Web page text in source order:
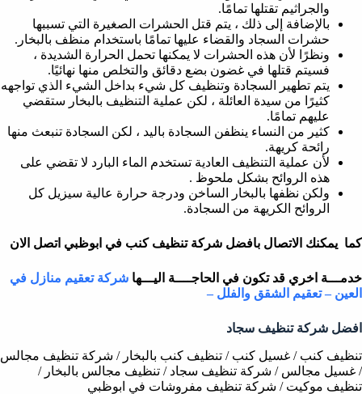
والجراثيم تقتلها تمامًا.
بالإضافة إلى ذلك ، يتم قتل الحشرات الصغيرة التي تسببها
حشرات السجاد والقضاء عليها تمامًا باستخدام منظف بالبخار.
ونظرًا لأن هذه الحشرات لا يمكنها تحمل الحرارة الشديدة ،
فسيتم قتلها في غضون بضع دقائق والتخلص منها نهائيًا.
يتم تطهير السجادة وتنظيف كل شيء بداخل الشيء الذي تواجهه
كثيرًا من سيدة العائلة ، لكن عملية التنظيف بالبخار ستقضي
عليهم تمامًا.
كثير من النساء ينظفن السجادة باليد ، لكن السجادة تنبعث منها
رائحة كريهة.
لأن عملية التنظيف العادية تستخدم الماء البارد لا تقضي على
هذه الروائح بشكل ملحوظ .
ولكن نظفها بالبخار الساخن ودرجة حرارة عالية سيزيل كل
الروائح الكريهة من السجادة.
كما يمكنك الاتصال بافضل شركة تنظيف كنب في ابوظبي اتصل الان
خدمـــة اخري قد تكون في الحاجــــة اليـــها شركة تعقيم منازل في
العين – تعقيم الشقق والفلل –
افضل شركة تنظيف سجاد
تنظيف كنب / غسيل كنب / تنظيف كنب بالبخار / شركة تنظيف مجالس
/ غسيل مجالس / شركة تنظيف سجاد / تنظيف مجالس بالبخار /
تنظيف موكيت / شركة تنظيف مفروشات في ابوظبي